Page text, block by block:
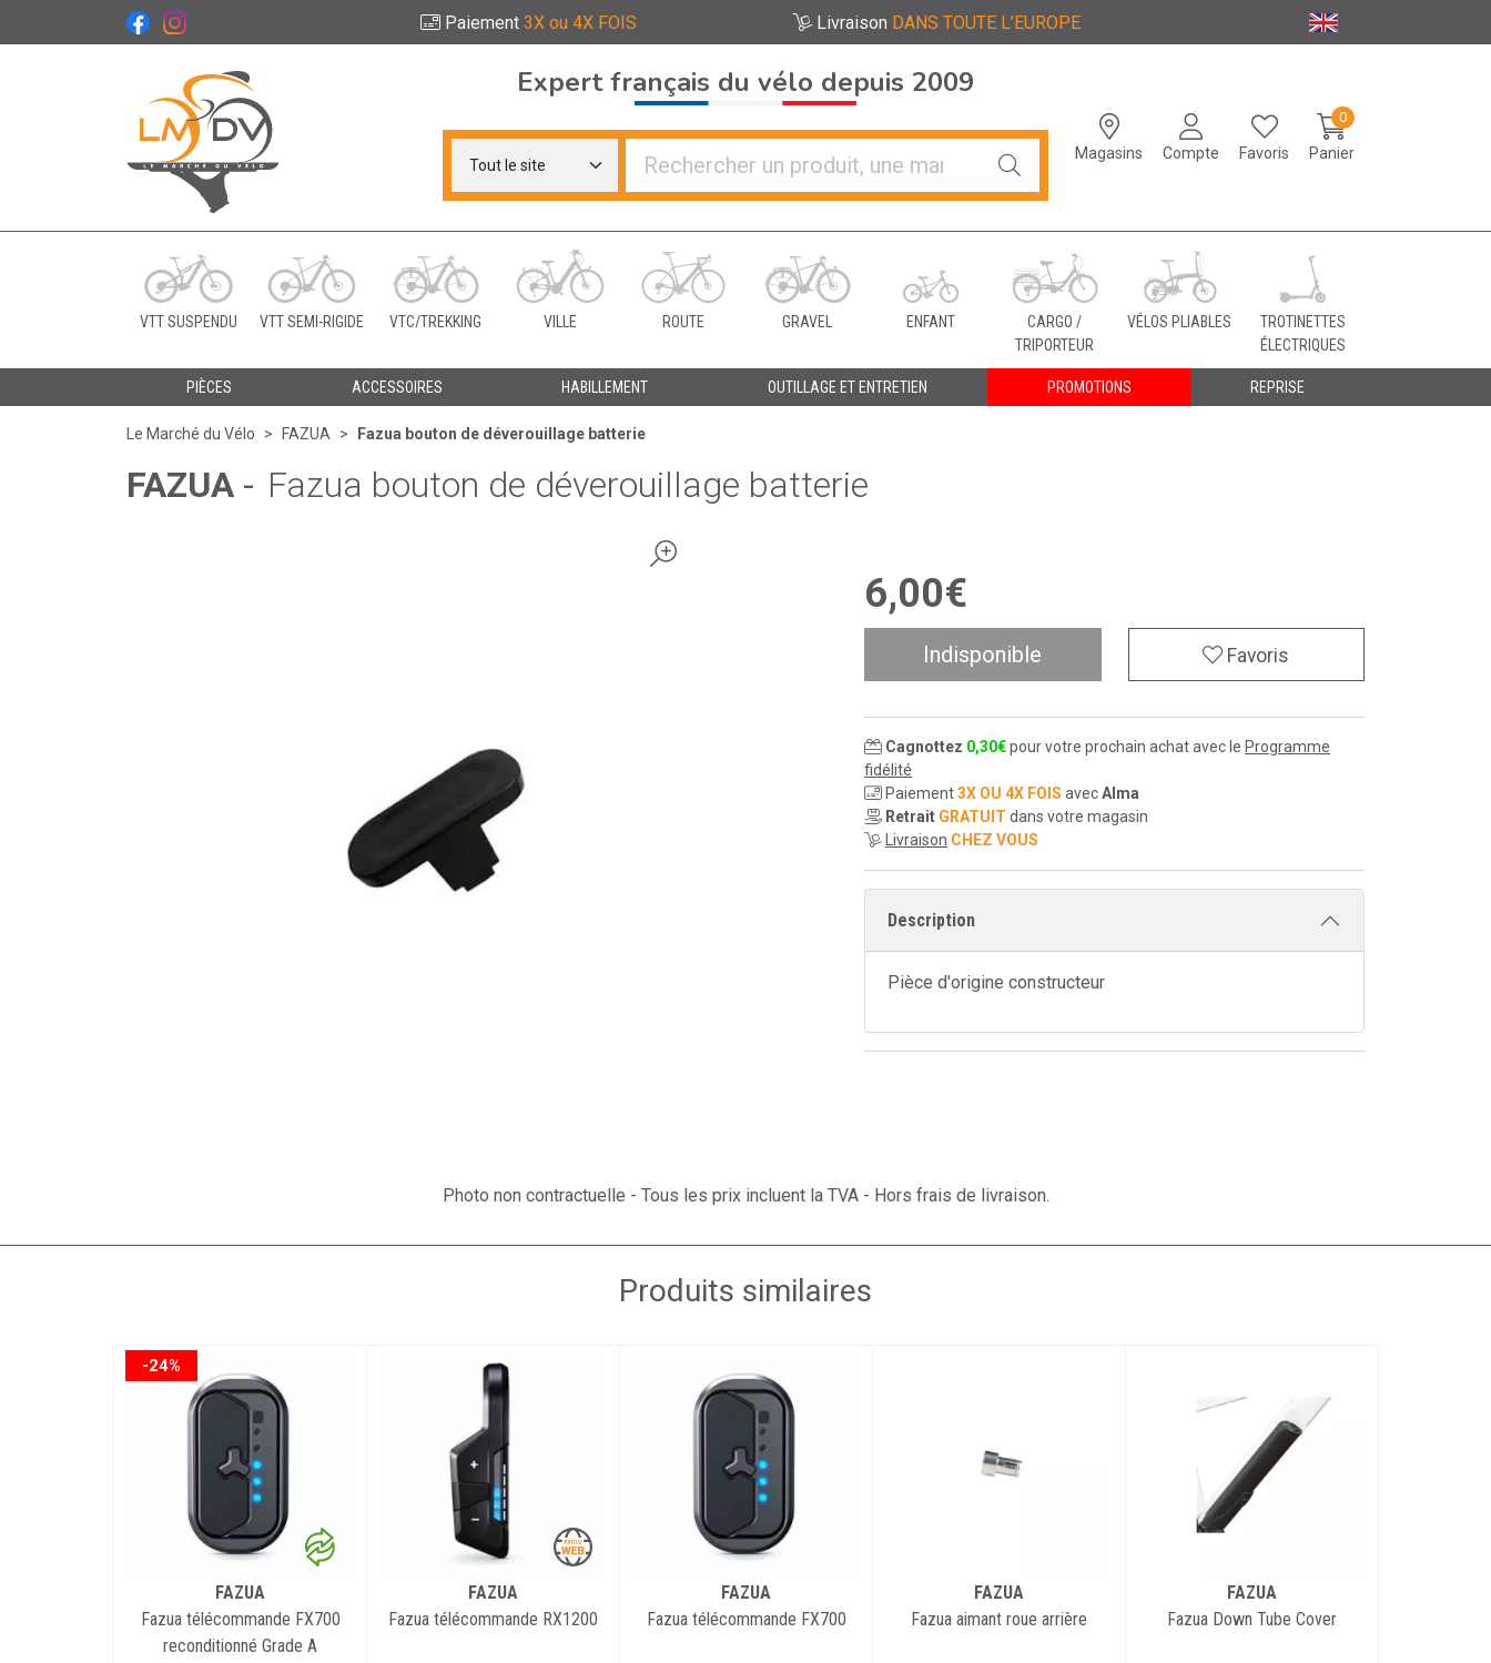
Paiement 3X ou 4X FOIS Livraison DANS TOUTE L’EUROPE
Le Marché du Vélo Votre distributeurs de vélo
Magasins Compte Favoris Panier
0
Expert français du vélo depuis 2009
VTT SUSPENDU VTT SEMI-RIGIDE VTC/TREKKING VILLE ROUTE GRAVEL ENFANT
CARGO /
TRIPORTEUR
VÉLOS PLIABLES
TROTINETTES
ÉLECTRIQUES
PIÈCES ACCESSOIRES HABILLEMENT OUTILLAGE ET ENTRETIEN PROMOTIONS REPRISE
Le Marché du Vélo FAZUA Fazua bouton de déverouillage batterie
FAZUA - Fazua bouton de déverouillage batterie
6,00€
Indisponible Favoris
Cagnottez 0,30€pour votre prochain achat avec le Programme
fidélité
Paiement3X OU 4X FOIS avecAlma
Retrait GRATUIT dans votre magasin
Livraison CHEZ VOUS
Description
Pièce d'origine constructeur
Photo non contractuelle - Tous les prix incluent la TVA - Hors frais de livraison.
Produits similaires
-24%
FAZUA
Fazua télécommande FX700
reconditionné Grade A
FAZUA
Fazua télécommande RX1200
FAZUA
Fazua télécommande FX700
FAZUA
Fazua aimant roue arrière
FAZUA
Fazua Down Tube Cover